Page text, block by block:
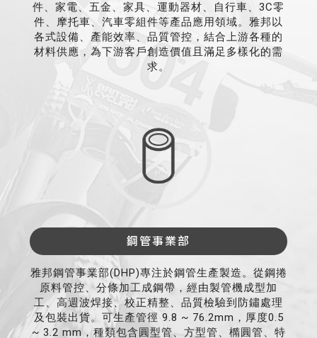
件、家電、五金、家具、運動器材、自行車、3C零
件、摩托車、汽車零組件等產品應用領域。雅邦以
各式設備、產能效率、品質管控，結合上游各種的
材料供應，為下游客戶創造價值且滿足多樣化的需
求。
鋼管事業部
雅邦鋼管事業部(DHP)專注於鋼管生產製造。從鋼捲
原料管控、分條加工成鋼帶，經由製管機成型加
工、高週波焊接、校正精整、品質檢驗到防鏽處理
及包裝出貨。可生產管徑 9.8 ~ 76.2mm，厚度0.5
~ 3.2 mm，種類包含圓型管、方型管、橢圓管、特